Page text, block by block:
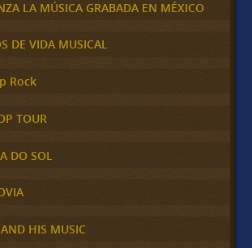
LA MÚSICA GRABADA EN MÉXICO
DE VIDA MUSICAL
Rock
TOUR
DO SOL
HIS MUSIC